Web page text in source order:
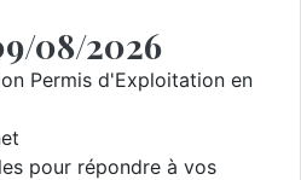
08/2026
Permis d'Exploitation en
pour répondre à vos